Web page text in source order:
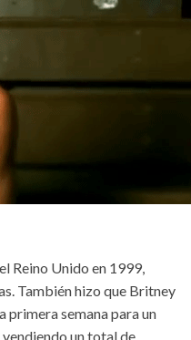
Reino Unido en 1999,
También hizo que Britney
primera semana para un
un total de